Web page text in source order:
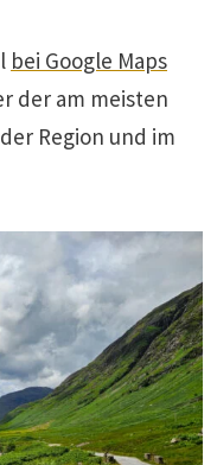
bei Google Maps
der am meisten
Region und im